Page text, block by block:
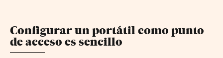
Configurar un portátil como punto
de acceso es sencillo